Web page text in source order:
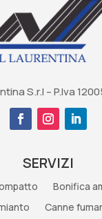
S.r.l – P.Iva
SERVIZI
Bonifica
Canne